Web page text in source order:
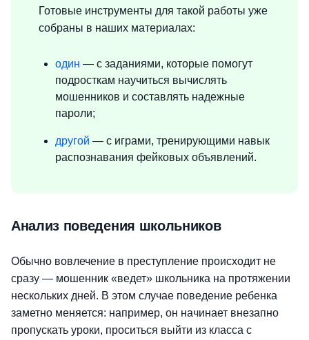
Готовые инструменты для такой работы уже
собраны в наших материалах:
один — с заданиями, которые помогут
подросткам научиться вычислять
мошенников и составлять надежные
пароли;
другой — с играми, тренирующими навык
распознавания фейковых объявлений.
Анализ поведения школьников
Обычно вовлечение в преступление происходит не
сразу — мошенник «ведет» школьника на протяжении
нескольких дней. В этом случае поведение ребенка
заметно меняется: например, он начинает внезапно
пропускать уроки, проситься выйти из класса с